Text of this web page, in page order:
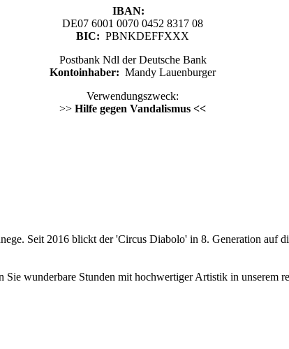
IBAN:
DE07 6001 0070 0452 8317 08
BIC: PBNKDEFFXXX
Postbank Ndl der Deutsche Bank
Kontoinhaber: Mandy Lauenburger
Verwendungszweck:
>> Hilfe gegen Vandalismus <<
Seit 2016 blickt der 'Circus Diabolo' in 8. Generation auf
wunderbare Stunden mit hochwertiger Artistik in unserem